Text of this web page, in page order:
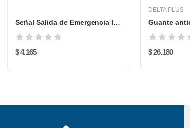
Señal Salida de Emergencia IZQUIERDA
$ 4.165
DELTA PLUS
$ 26.180